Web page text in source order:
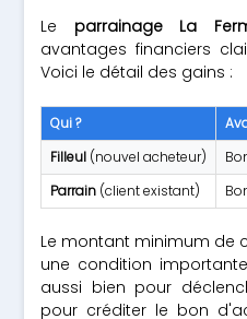
Le parrainage La
avantages financiers
Voici le détail des gains :
Qui ?
Filleul (nouvel acheteur)
Parrain (client existant)
Le montant minimum de
une condition
aussi bien pour
pour créditer le bon